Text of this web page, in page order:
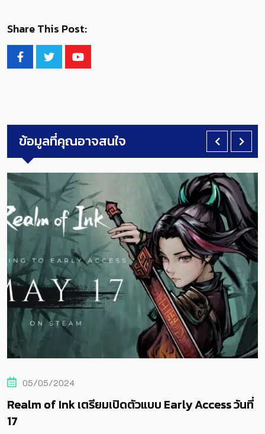
Share This Post:
ข้อมูลที่คุณอาจสนใจ
Access วันที่
Realm of Ink เตรียมเปิดตัวแบบ